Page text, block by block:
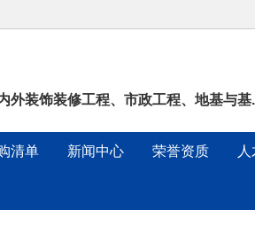
外装饰装修工程、市政工程、地基与基
清单 新闻中心 荣誉资质